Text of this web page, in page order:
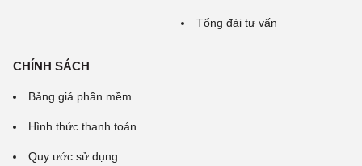
Tổng đài tư vấn
CHÍNH SÁCH
Bảng giá phần mềm
Hình thức thanh toán
Quy ước sử dụng